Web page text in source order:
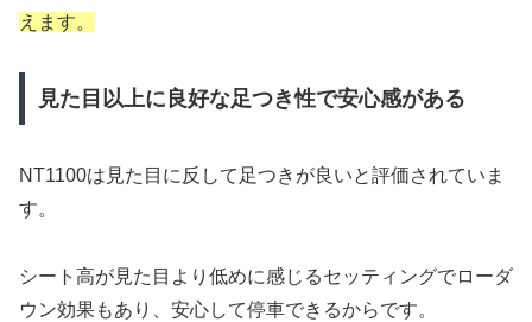
えます。
見た目以上に良好な足つき性で安心感がある
NT1100は見た目に反して足つきが良いと評価されていま
す。
シート高が見た目より低めに感じるセッティングでローダ
ウン効果もあり、安心して停車できるからです。